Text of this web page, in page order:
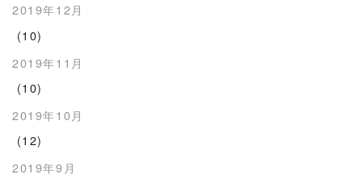
2019年12月
(10)
2019年11月
(10)
2019年10月
(12)
2019年9月